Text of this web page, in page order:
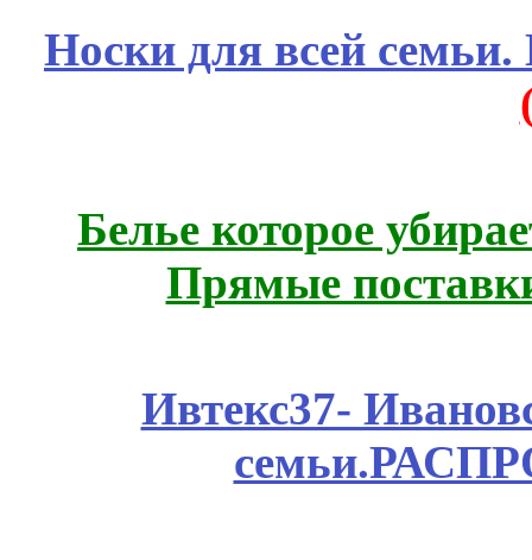
Носки для всей
Белье которое
Прямые
Ивтекс37-